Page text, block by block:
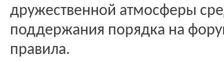
дружественной атмосферы
поддержания порядка на
правила.